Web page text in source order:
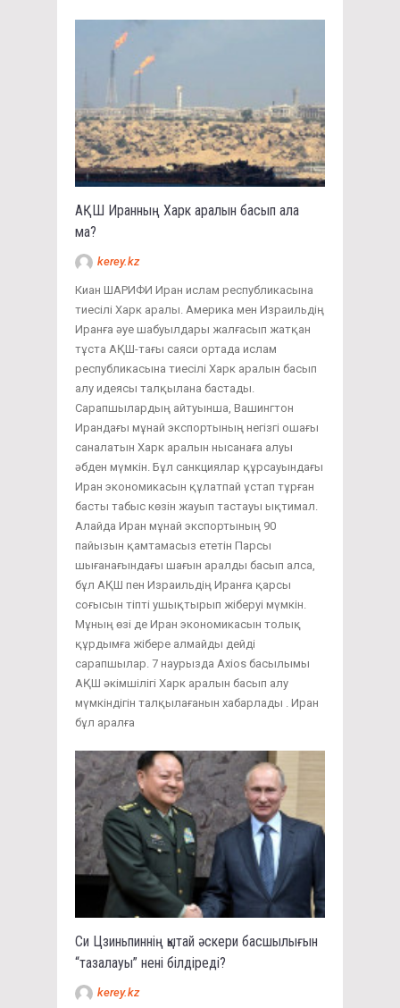
АҚШ Иранның Харк аралын басып ала
ма?
kerey.kz
Киан ШАРИФИ Иран ислам республикасына
тиесілі Харк аралы. Америка мен Израильдің
Иранға әуе шабуылдары жалғасып жатқан
тұста АҚШ-тағы саяси ортада ислам
республикасына тиесілі Харк аралын басып
алу идеясы талқылана бастады.
Сарапшылардың айтуынша, Вашингтон
Ирандағы мұнай экспортының негізгі ошағы
саналатын Харк аралын нысанаға алуы
әбден мүмкін. Бұл санкциялар құрсауындағы
Иран экономикасын құлатпай ұстап тұрған
басты табыс көзін жауып тастауы ықтимал.
Алайда Иран мұнай экспортының 90
пайызын қамтамасыз ететін Парсы
шығанағындағы шағын аралды басып алса,
бұл АҚШ пен Израильдің Иранға қарсы
соғысын тіпті ушықтырып жіберуі мүмкін.
Мұның өзі де Иран экономикасын толық
құрдымға жібере алмайды дейді
сарапшылар. 7 наурызда Axios басылымы
АҚШ әкімшілігі Харк аралын басып алу
мүмкіндігін талқылағанын хабарлады . Иран
бұл аралға
Си Цзиньпиннің қытай әскери басшылығын
“тазалауы” нені білдіреді?
kerey.kz